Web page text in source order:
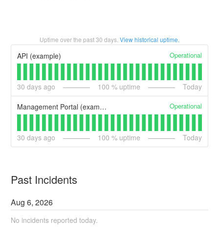
Uptime over the past30 days. View historical uptime.
API (example) Operational
30 days ago 100 % uptime Today
Management Portal (example) Operational
30 days ago 100 % uptime Today
Past Incidents
Aug6,2026
No incidents reported today.